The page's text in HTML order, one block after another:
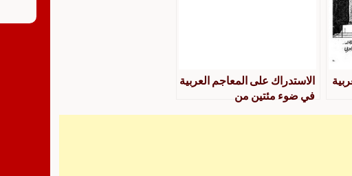
الاستدراك على المعاجم العربية
في ضوء مئتين من